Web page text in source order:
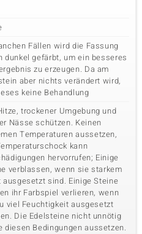
Fällen wird die Fassung
dunkel gefärbt, um ein besseres
zu erzeugen. Da am
aber nichts verändert wird,
keine Behandlung
trockener Umgebung und
Nässe schützen. Keinen
Temperaturen aussetzen,
kann
hervorrufen; Einige
verblassen, wenn sie starkem
ausgesetzt sind. Einige Steine
ihr Farbspiel verlieren, wenn
viel Feuchtigkeit ausgesetzt
Die Edelsteine nicht unnötig
diesen Bedingungen aussetzen.